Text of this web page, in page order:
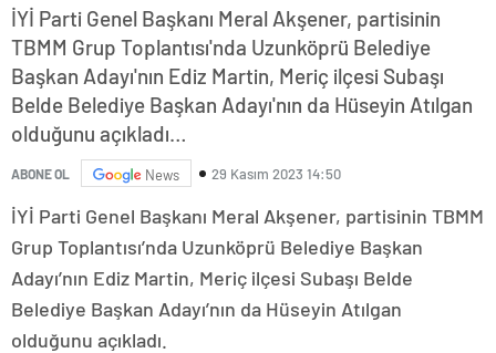
İYİ Parti Genel Başkanı Meral Akşener, partisinin
TBMM Grup Toplantısı'nda Uzunköprü Belediye
Başkan Adayı'nın Ediz Martin, Meriç ilçesi Subaşı
Belde Belediye Başkan Adayı'nın da Hüseyin Atılgan
olduğunu açıkladı…
ABONE OL News 29 Kasım 2023 14:50
İYİ Parti Genel Başkanı Meral Akşener, partisinin TBMM
Grup Toplantısı’nda Uzunköprü Belediye Başkan
Adayı’nın Ediz Martin, Meriç ilçesi Subaşı Belde
Belediye Başkan Adayı’nın da Hüseyin Atılgan
olduğunu açıkladı.